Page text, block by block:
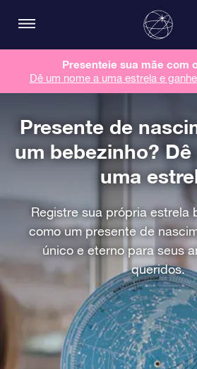
Presenteie sua mãe com
Dê um nome a uma estrela e
Presente de
um bebezinho?
uma
Registre sua própria estrela
como um presente de
único e eterno para seus
queridos.